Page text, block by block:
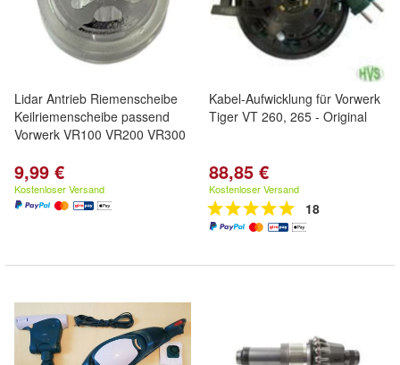
Lidar Antrieb Riemenscheibe
Keilriemenscheibe passend
Vorwerk VR100 VR200 VR300
9,99 €
Kostenloser Versand
Kabel-Aufwicklung für Vorwerk
Tiger VT 260, 265 - Original
88,85 €
Kostenloser Versand
18